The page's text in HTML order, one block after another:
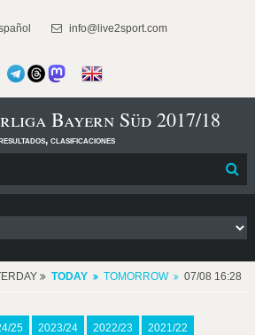
info@live2sport.com
Bayern Süd 2017/18
clasificaciones
TODAY TOMORROW 07/08 16:28
25 2023/24 2022/23 2021/22